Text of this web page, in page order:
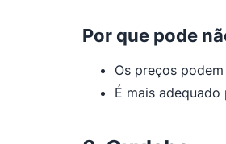
Por que pode
Os preços
É mais